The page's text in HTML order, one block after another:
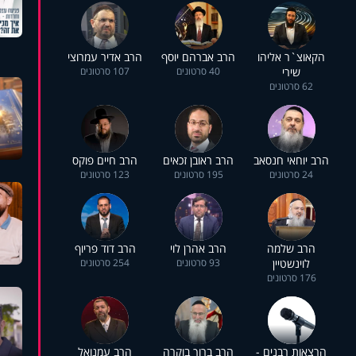
הקאוצ`ר אליהו
שירי
62 סרטונים
הרב אברהם יוסף
40 סרטונים
הרב אדיר עמרוצי
107 סרטונים
הרב יוחאי חנסאב
24 סרטונים
הרב ראובן זכאים
195 סרטונים
הרב חיים פוקס
123 סרטונים
הרב שלמה
לוינשטיין
176 סרטונים
הרב אהרן לוי
93 סרטונים
הרב דוד פריוף
254 סרטונים
הרצאות רבנים - הרב ברוך בוקרה הרב עמנואל